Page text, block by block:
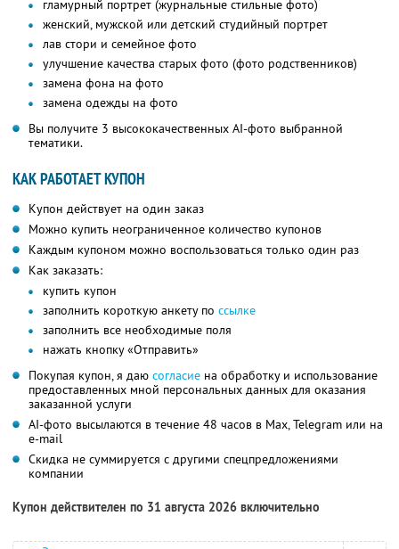
гламурный портрет (журнальные стильные фото)
женский, мужской или детский студийный портрет
лав стори и семейное фото
улучшение качества старых фото (фото родственников)
замена фона на фото
замена одежды на фото
Вы получите 3 высококачественных AI-фото выбранной
тематики.
КАК РАБОТАЕТ КУПОН
Купон действует на один заказ
Можно купить неограниченное количество купонов
Каждым купоном можно воспользоваться только один раз
Как заказать:
купить купон
заполнить короткую анкету по ссылке
заполнить все необходимые поля
нажать кнопку «Отправить»
Покупая купон, я даю согласие на обработку и использование
предоставленных мной персональных данных для оказания
заказанной услуги
AI-фото высылаются в течение 48 часов в Max, Telegram или на
e-mail
Скидка не суммируется с другими спецпредложениями
компании
Купон действителен по 31 августа 2026 включительно